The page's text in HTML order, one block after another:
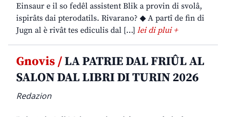
Einsaur e il so fedêl assistent Blik a provin di svolâ,
ispirâts dai pterodatils. Rivarano? ◆ A partî de fin di
Jugn al è rivât tes ediculis dal […] lei di plui +
Gnovis /LA PATRIE DAL FRIÛL AL
SALON DAL LIBRI DI TURIN 2026
Redazion